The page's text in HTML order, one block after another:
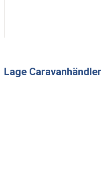
Lage Caravanhändler